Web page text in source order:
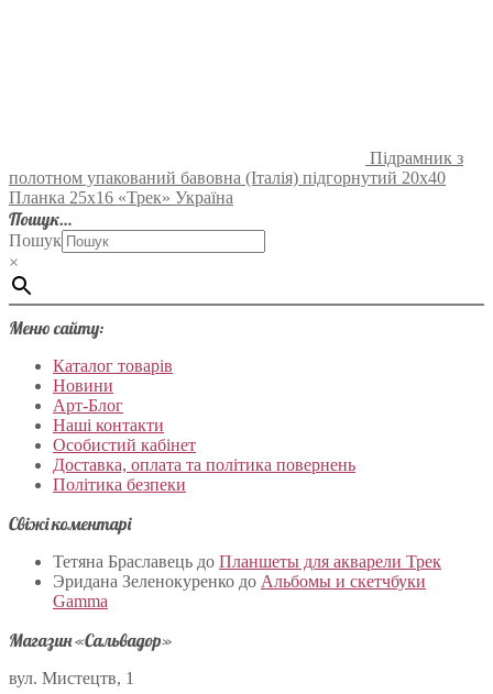
Підрамник з
полотном упакований бавовна (Італія) підгорнутий 20х40
Планка 25х16 «Трек» Україна
Пошук…
Пошук
×
Меню сайту:
Каталог товарів
Новини
Арт-Блог
Наші контакти
Особистий кабінет
Доставка, оплата та політика повернень
Політика безпеки
Свіжі коментарі
Тетяна Браславець до Планшеты для акварели Трек
Эридана Зеленокуренко до Альбомы и скетчбуки
Gamma
Магазин «Сальвадор»
вул. Мистецтв, 1